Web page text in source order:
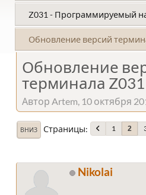
Z031 - Программируемый
Обновление версий
Обновление
терминала Z031
Автор Artem, 10 октября
ВНИЗ Страницы 1 2
Nikolai